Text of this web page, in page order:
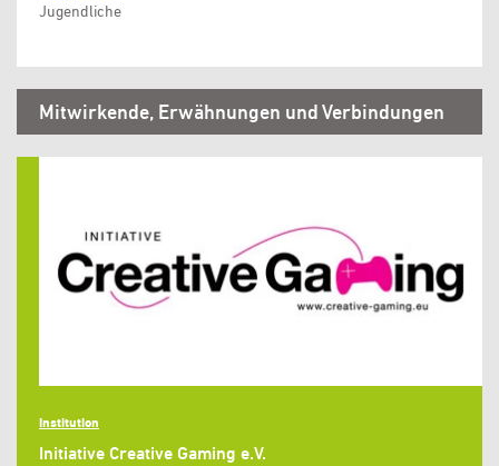
Jugendliche
Mitwirkende, Erwähnungen und Verbindungen
Institution
Initiative Creative Gaming e.V.